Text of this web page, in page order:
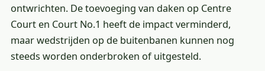
ontwrichten. De toevoeging van daken op Centre
Court en Court No.1 heeft de impact verminderd,
maar wedstrijden op de buitenbanen kunnen nog
steeds worden onderbroken of uitgesteld.